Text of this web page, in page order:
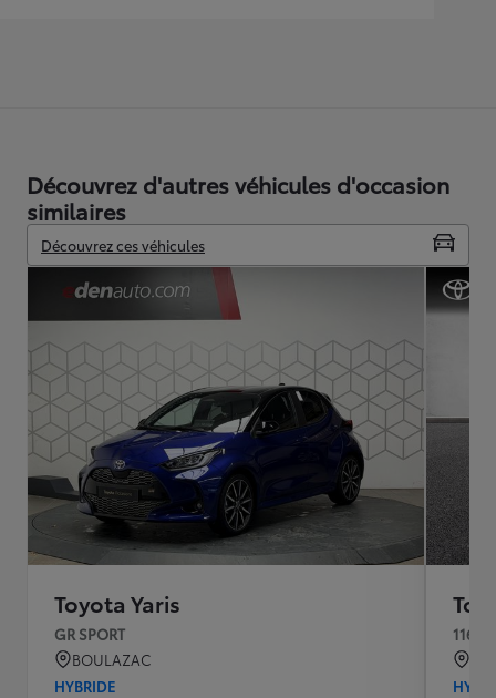
Découvrez d'autres véhicules d'occasion
similaires
Découvrez ces véhicules
Toyota Yaris
GR SPORT
BOULAZAC
HYBRIDE
116h